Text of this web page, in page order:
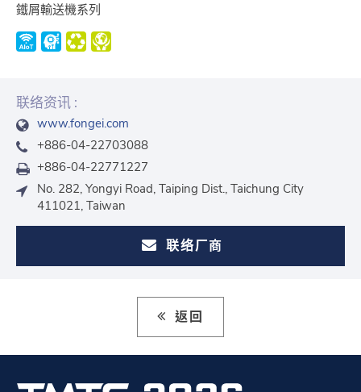
鐵屑輸送機系列
联络资讯 :
www.fongei.com
+886-04-22703088
+886-04-22771227
No. 282, Yongyi Road, Taiping Dist., Taichung City
411021, Taiwan
联络厂商
返回